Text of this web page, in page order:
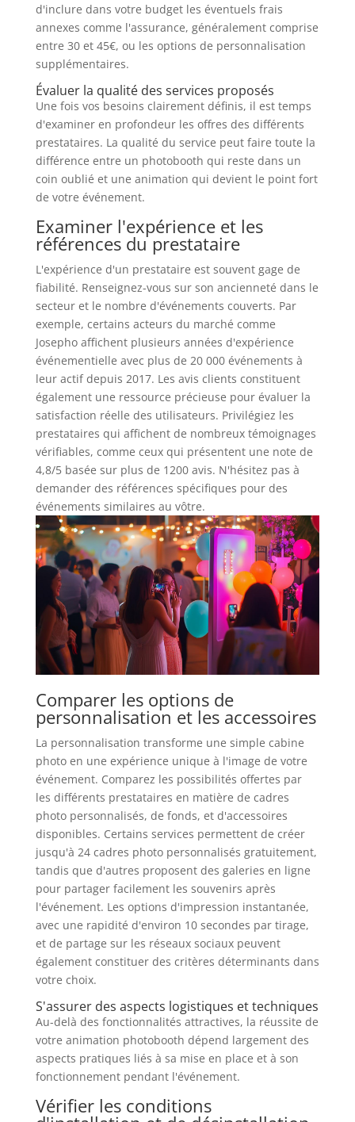
d'inclure dans votre budget les éventuels frais
annexes comme l'assurance, généralement comprise
entre 30 et 45€, ou les options de personnalisation
supplémentaires.
Évaluer la qualité des services proposés
Une fois vos besoins clairement définis, il est temps
d'examiner en profondeur les offres des différents
prestataires. La qualité du service peut faire toute la
différence entre un photobooth qui reste dans un
coin oublié et une animation qui devient le point fort
de votre événement.
Examiner l'expérience et les
références du prestataire
L'expérience d'un prestataire est souvent gage de
fiabilité. Renseignez-vous sur son ancienneté dans le
secteur et le nombre d'événements couverts. Par
exemple, certains acteurs du marché comme
Josepho affichent plusieurs années d'expérience
événementielle avec plus de 20 000 événements à
leur actif depuis 2017. Les avis clients constituent
également une ressource précieuse pour évaluer la
satisfaction réelle des utilisateurs. Privilégiez les
prestataires qui affichent de nombreux témoignages
vérifiables, comme ceux qui présentent une note de
4,8/5 basée sur plus de 1200 avis. N'hésitez pas à
demander des références spécifiques pour des
événements similaires au vôtre.
Comparer les options de
personnalisation et les accessoires
La personnalisation transforme une simple cabine
photo en une expérience unique à l'image de votre
événement. Comparez les possibilités offertes par
les différents prestataires en matière de cadres
photo personnalisés, de fonds, et d'accessoires
disponibles. Certains services permettent de créer
jusqu'à 24 cadres photo personnalisés gratuitement,
tandis que d'autres proposent des galeries en ligne
pour partager facilement les souvenirs après
l'événement. Les options d'impression instantanée,
avec une rapidité d'environ 10 secondes par tirage,
et de partage sur les réseaux sociaux peuvent
également constituer des critères déterminants dans
votre choix.
S'assurer des aspects logistiques et techniques
Au-delà des fonctionnalités attractives, la réussite de
votre animation photobooth dépend largement des
aspects pratiques liés à sa mise en place et à son
fonctionnement pendant l'événement.
Vérifier les conditions